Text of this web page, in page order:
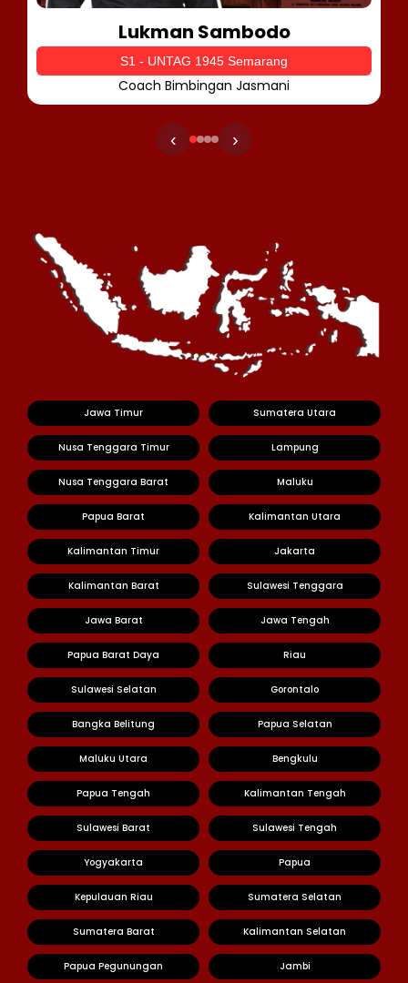
Lukman Sambodo
S1 - UNTAG 1945 Semarang
Coach Bimbingan Jasmani
‹ ›
Jawa Timur Sumatera Utara
Nusa Tenggara Timur Lampung
Nusa Tenggara Barat Maluku
Papua Barat Kalimantan Utara
Kalimantan Timur Jakarta
Kalimantan Barat Sulawesi Tenggara
Jawa Barat Jawa Tengah
Papua Barat Daya Riau
Sulawesi Selatan Gorontalo
Bangka Belitung Papua Selatan
Maluku Utara Bengkulu
Papua Tengah Kalimantan Tengah
Sulawesi Barat Sulawesi Tengah
Yogyakarta Papua
Kepulauan Riau Sumatera Selatan
Sumatera Barat Kalimantan Selatan
Papua Pegunungan Jambi